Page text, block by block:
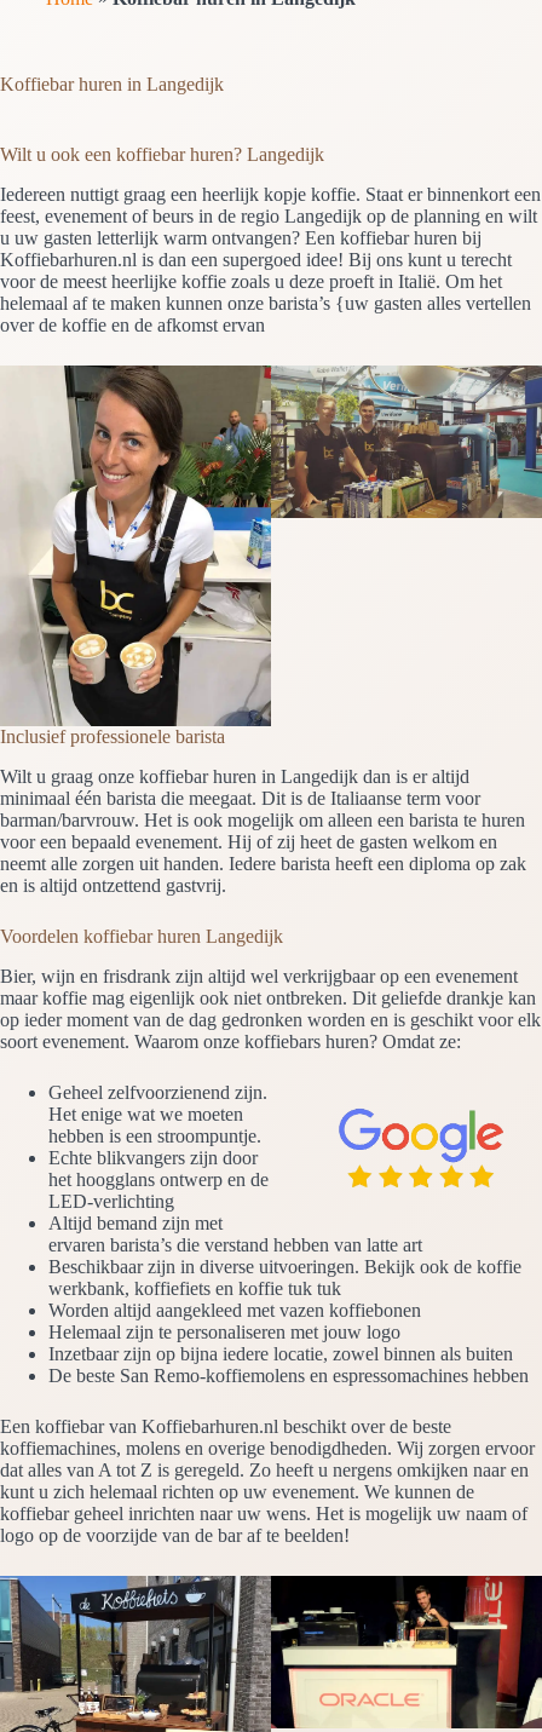
Koffiebar huren in Langedijk
Wilt u ook een koffiebar huren? Langedijk
Iedereen nuttigt graag een heerlijk kopje koffie. Staat er binnenkort een
feest, evenement of beurs in de regio Langedijk op de planning en wilt
u uw gasten letterlijk warm ontvangen? Een koffiebar huren bij
Koffiebarhuren.nl is dan een supergoed idee! Bij ons kunt u terecht
voor de meest heerlijke koffie zoals u deze proeft in Italië. Om het
helemaal af te maken kunnen onze barista’s {uw gasten alles vertellen
over de koffie en de afkomst ervan
Inclusief professionele barista
Wilt u graag onze koffiebar huren in Langedijk dan is er altijd
minimaal één barista die meegaat. Dit is de Italiaanse term voor
barman/barvrouw. Het is ook mogelijk om alleen een barista te huren
voor een bepaald evenement. Hij of zij heet de gasten welkom en
neemt alle zorgen uit handen. Iedere barista heeft een diploma op zak
en is altijd ontzettend gastvrij.
Voordelen koffiebar huren Langedijk
Bier, wijn en frisdrank zijn altijd wel verkrijgbaar op een evenement
maar koffie mag eigenlijk ook niet ontbreken. Dit geliefde drankje kan
op ieder moment van de dag gedronken worden en is geschikt voor elk
soort evenement. Waarom onze koffiebars huren? Omdat ze:
Geheel zelfvoorzienend zijn.
Het enige wat we moeten
hebben is een stroompuntje.
Echte blikvangers zijn door
het hoogglans ontwerp en de
LED-verlichting
Altijd bemand zijn met
ervaren barista’s die verstand hebben van latte art
Beschikbaar zijn in diverse uitvoeringen. Bekijk ook de koffie
werkbank, koffiefiets en koffie tuk tuk
Worden altijd aangekleed met vazen koffiebonen
Helemaal zijn te personaliseren met jouw logo
Inzetbaar zijn op bijna iedere locatie, zowel binnen als buiten
De beste San Remo-koffiemolens en espressomachines hebben
Een koffiebar van Koffiebarhuren.nl beschikt over de beste
koffiemachines, molens en overige benodigdheden. Wij zorgen ervoor
dat alles van A tot Z is geregeld. Zo heeft u nergens omkijken naar en
kunt u zich helemaal richten op uw evenement. We kunnen de
koffiebar geheel inrichten naar uw wens. Het is mogelijk uw naam of
logo op de voorzijde van de bar af te beelden!